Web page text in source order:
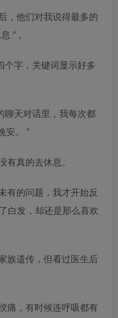
，他们对我说得最多的
” 。
个字，关键词显示好多
聊天对话里，我每次都
安。 ”
真的去休息。
有的问题，我才开始反
白发，却还是那么喜欢
族遗传，但看过医生后
痛，有时候连呼吸都有